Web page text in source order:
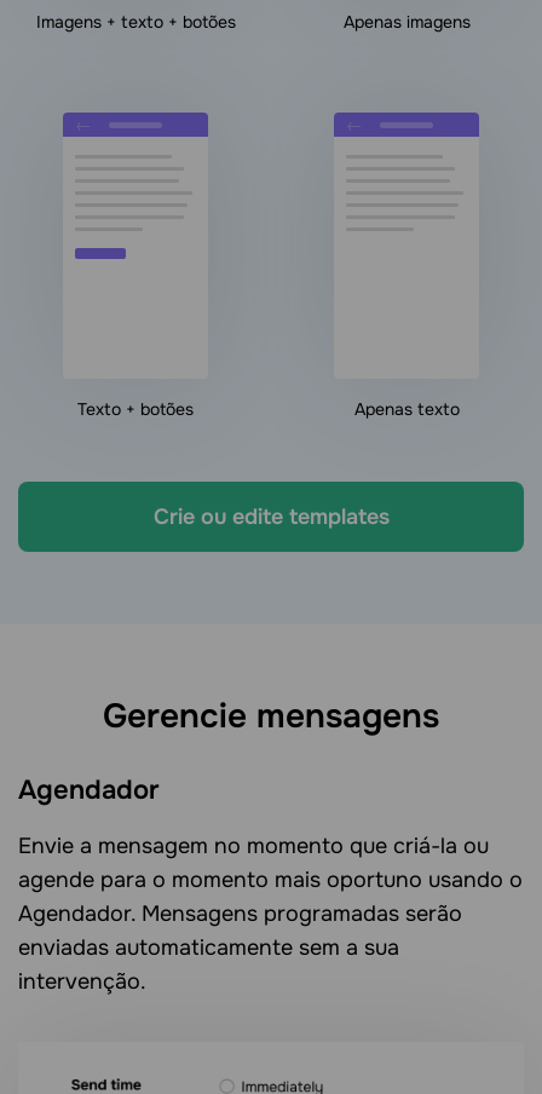
Imagens + texto + botões Apenas imagens
Texto + botões Apenas texto
Crie ou edite templates
Gerencie mensagens
Agendador
Envie a mensagem no momento que criá-la ou
agende para o momento mais oportuno usando o
Agendador. Mensagens programadas serão
enviadas automaticamente sem a sua
intervenção.